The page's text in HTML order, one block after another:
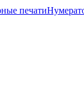
печати